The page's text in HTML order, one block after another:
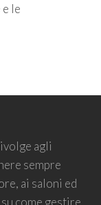
le
agli
sempre
ai saloni ed
come gestire